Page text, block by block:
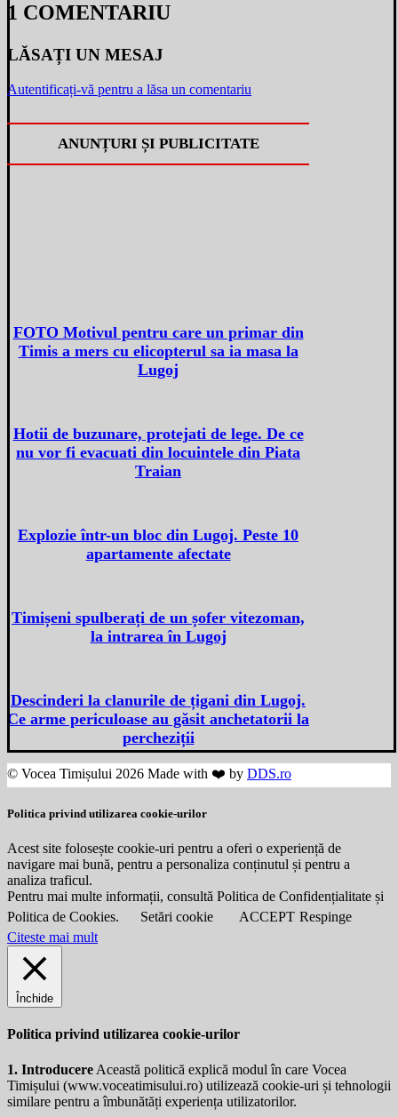
1 COMENTARIU
LĂSAȚI UN MESAJ
Autentificați-vă pentru a lăsa un comentariu
ANUNȚURI ȘI PUBLICITATE
FOTO Motivul pentru care un primar din
Timis a mers cu elicopterul sa ia masa la
Lugoj
Hotii de buzunare, protejati de lege. De ce
nu vor fi evacuati din locuintele din Piata
Traian
Explozie într-un bloc din Lugoj. Peste 10
apartamente afectate
Timișeni spulberați de un șofer vitezoman,
la intrarea în Lugoj
Descinderi la clanurile de țigani din Lugoj.
Ce arme periculoase au găsit anchetatorii la
percheziții
© Vocea Timișului 2026 Made with ❤️ by DDS.ro
Politica privind utilizarea cookie-urilor
Acest site folosește cookie-uri pentru a oferi o experiență de
navigare mai bună, pentru a personaliza conținutul și pentru a
analiza traficul.
Pentru mai multe informații, consultă Politica de Confidențialitate și
Politica de Cookies.
Setări cookie ACCEPT Respinge
Citeste mai mult
Închide
Politica privind utilizarea cookie-urilor
1. Introducere Această politică explică modul în care Vocea
Timișului (www.voceatimisului.ro) utilizează cookie-uri și tehnologii
similare pentru a îmbunătăți experiența utilizatorilor.